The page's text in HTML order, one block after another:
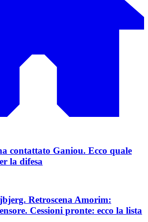
contattato Ganiou. Ecco quale
la difesa
Retroscena Amorim:
Cessioni pronte: ecco la lista